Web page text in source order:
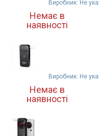
Виробник: Не
Немає в
наявності
Виробник: Не
Немає в
наявності